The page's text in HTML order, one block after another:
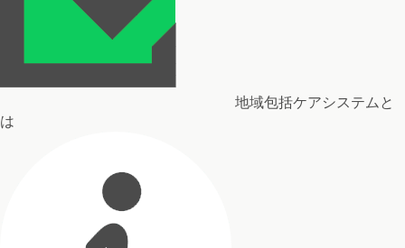
地域包括ケアシステムと
は